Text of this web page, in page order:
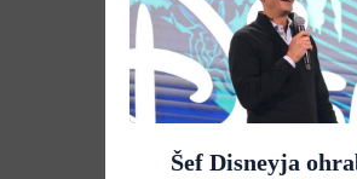
Šef Disneyja